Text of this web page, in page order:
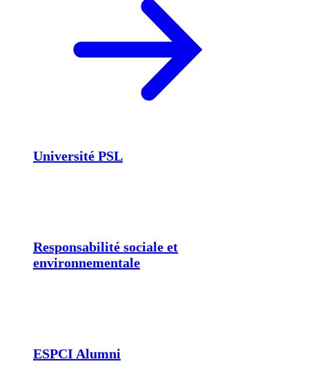
Université PSL
Responsabilité sociale et
environnementale
ESPCI Alumni